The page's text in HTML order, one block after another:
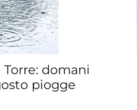
domani
piogge